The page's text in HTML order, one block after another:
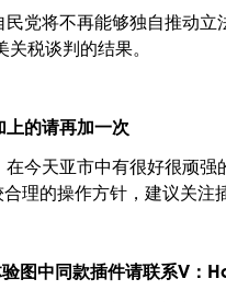
党将不再能够独自推动
关税谈判的结果。
上的请再加一次
今天亚市中有很好很顽
理的操作方针，建议关注
图中 同款插件请联系V：